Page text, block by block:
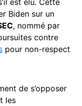
Biden sur un
, nommé par
contre
pour non-respect
de s’opposer
les